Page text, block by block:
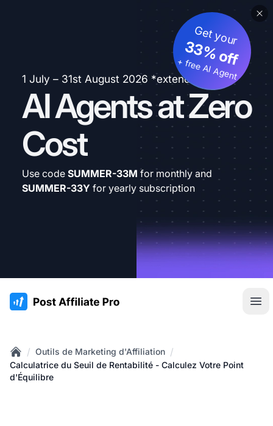
1 July – 31st August 2026 *extended
AI Agents at Zero
Cost
Get your
33% off
+ free AI Agent
Use code SUMMER-33M for monthly and
SUMMER-33Y for yearly subscription
:site.title
Home
/ Outils de Marketing d'Affiliation /
Calculatrice du Seuil de Rentabilité - Calculez Votre Point
d'Équilibre